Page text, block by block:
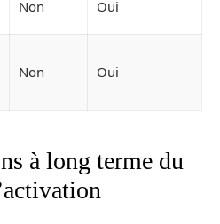
Non Oui
Non Oui
à long terme du